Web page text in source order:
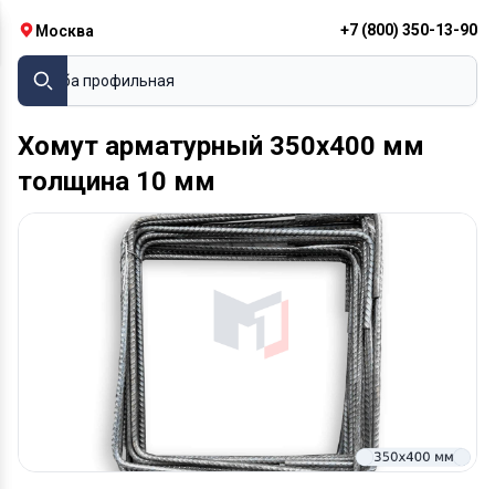
Москва +7 (800) 350-13-90
Труба профильная
Хомут арматурный 350х400 мм
толщина 10 мм